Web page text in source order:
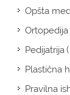
Opšta
Ortopedija
Pedijatrija
Plastična
Pravilna